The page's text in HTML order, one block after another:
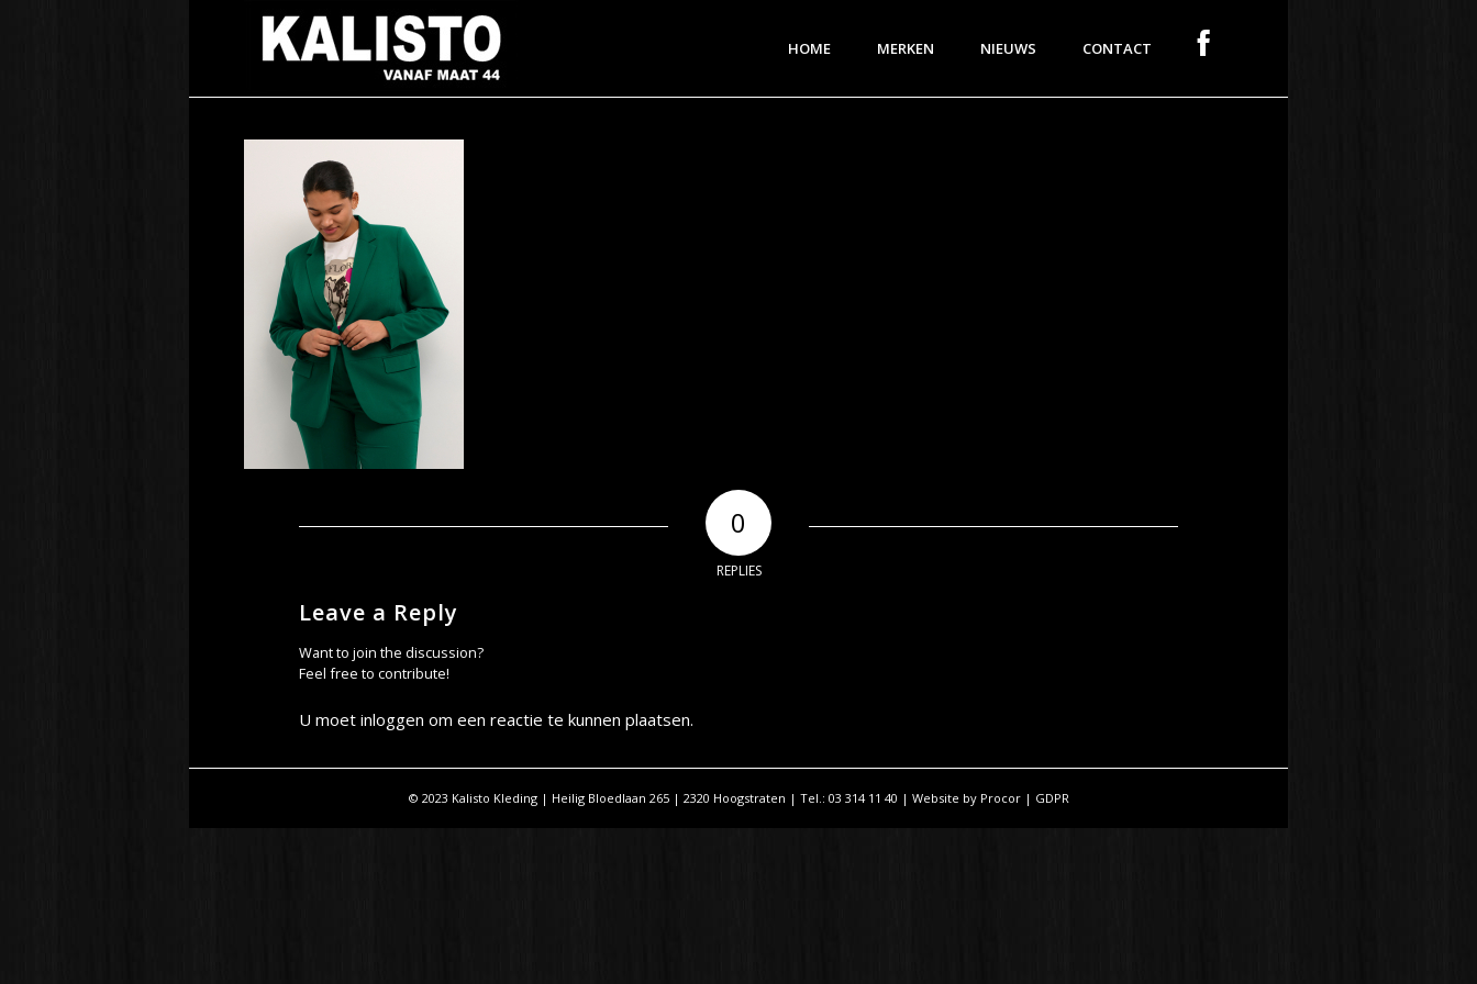
HOME MERKEN NIEUWS CONTACT
0
REPLIES
Leave a Reply
Want to join the discussion?
Feel free to contribute!
U moet inloggen om een reactie te kunnen plaatsen.
© 2023 Kalisto Kleding | Heilig Bloedlaan 265 | 2320 Hoogstraten | Tel.: 03 314 11 40 | Website by Procor| GDPR